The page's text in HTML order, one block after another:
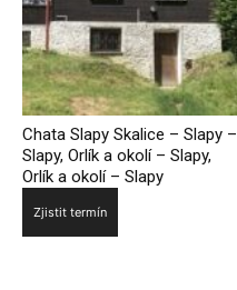
Chata Slapy Skalice – Slapy –
Slapy, Orlík a okolí – Slapy,
Orlík a okolí – Slapy
Zjistit termín